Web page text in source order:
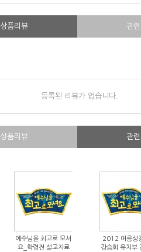
상품리뷰 관
등록된 리뷰가 없습니다.
상품리뷰 관
예수님을 최고로 모셔
요_학령전 설교자료
2012 여름성
강습회 유치부